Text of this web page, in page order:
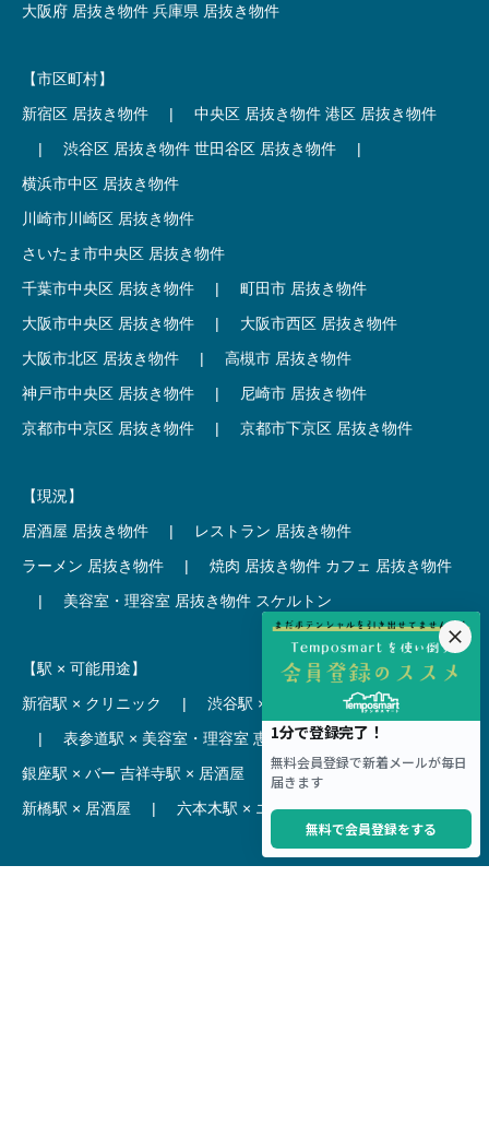
大阪府 居抜き物件 兵庫県 居抜き物件
【市区町村】
新宿区 居抜き物件
| 中央区 居抜き物件 港区 居抜き物件
|
渋谷区 居抜き物件 世田谷区 居抜き物件
|
横浜市中区 居抜き物件
川崎市川崎区 居抜き物件
さいたま市中央区 居抜き物件
千葉市中央区 居抜き物件
|
町田市 居抜き物件
大阪市中央区 居抜き物件
|
大阪市西区 居抜き物件
大阪市北区 居抜き物件
|
高槻市 居抜き物件
神戸市中央区 居抜き物件
|
尼崎市 居抜き物件
京都市中京区 居抜き物件
| 京都市下京区 居抜き物件
【現況】
居酒屋 居抜き物件
|
レストラン 居抜き物件
ラーメン 居抜き物件
| 焼肉 居抜き物件 カフェ 居抜き物件
|
美容室・理容室 居抜き物件 スケルトン
【駅 × 可能用途】
新宿駅 × クリニック
| 渋谷駅 × カフェ
池袋駅 × ラーメン
|
表参道駅 × 美容室・理容室 恵比寿駅 × レストラン
銀座駅 × バー 吉祥寺駅 × 居酒屋
麻布十番駅 × レストラン
新橋駅 × 居酒屋
| 六本木駅 × エステ・マッサージ・サロン